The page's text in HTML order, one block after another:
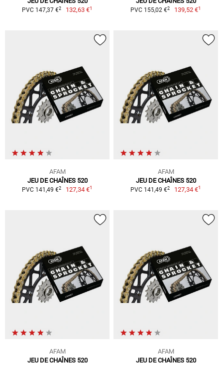
PVC 147,37 €2 132,63 €1 PVC 155,02 €2 139,52 €1
AFAM
JEU DE CHAÎNES 520
PVC 141,49 €2 127,34 €1
AFAM
JEU DE CHAÎNES 520
PVC 141,49 €2 127,34 €1
AFAM
JEU DE CHAÎNES 520
AFAM
JEU DE CHAÎNES 520